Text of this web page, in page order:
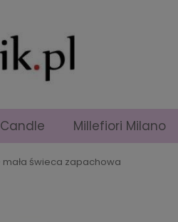
Millefiori Milano
świeca zapachowa